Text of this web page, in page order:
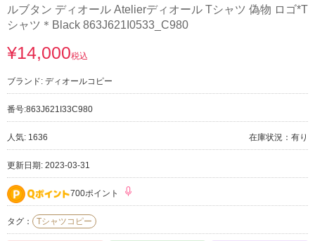
ルブタン ディオール Atelierディオール Tシャツ 偽物 ロゴ*T
シャツ＊Black 863J621I0533_C980
¥14,000税込
ブランド: ディオールコピー
番号:863J621I33C980
人気: 1636 在庫状況：有り
更新日期: 2023-03-31
700ポイント
タグ： Tシャツコピー